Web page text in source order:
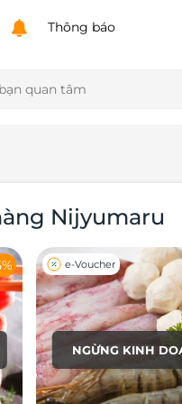
Thông báo
Nijyumaru
NGỪNG KINH
e-Voucher